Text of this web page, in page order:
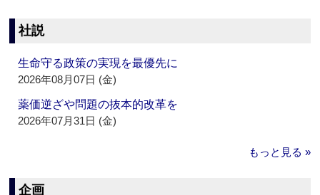
社説
生命守る政策の実現を最優先に
2026年08月07日 (金)
薬価逆ざや問題の抜本的改革を
2026年07月31日 (金)
もっと見る »
企画